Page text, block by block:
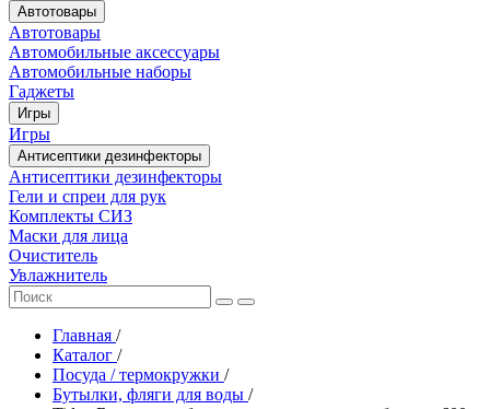
Автотовары
Автотовары
Автомобильные аксессуары
Автомобильные наборы
Гаджеты
Игры
Игры
Антисептики дезинфекторы
Антисептики дезинфекторы
Гели и спреи для рук
Комплекты СИЗ
Маски для лица
Очиститель
Увлажнитель
Главная /
Каталог /
Посуда / термокружки /
Бутылки, фляги для воды /